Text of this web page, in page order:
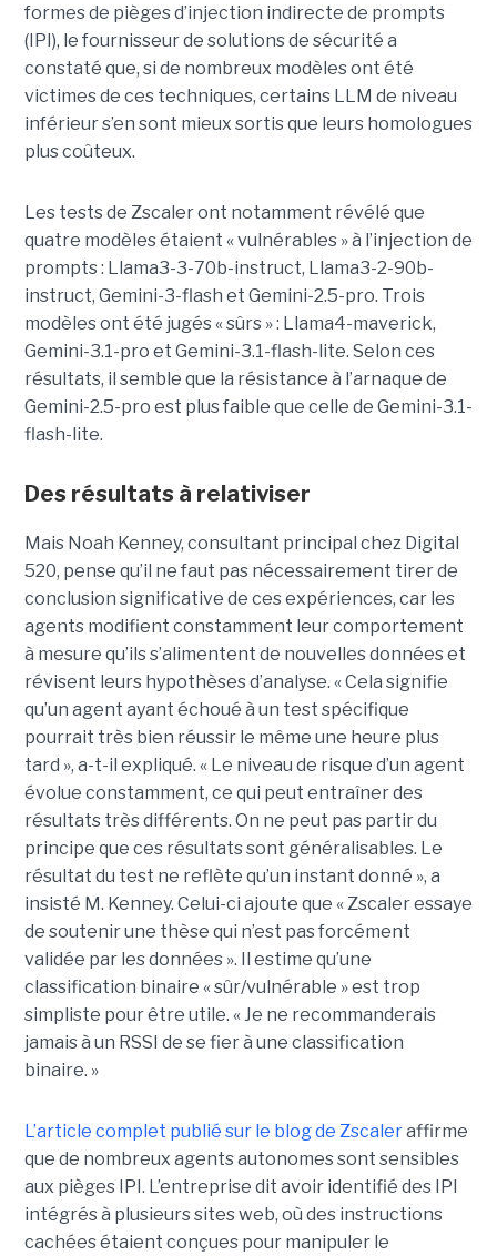
formes de pièges d’injection indirecte de prompts
(IPI), le fournisseur de solutions de sécurité a
constaté que, si de nombreux modèles ont été
victimes de ces techniques, certains LLM de niveau
inférieur s’en sont mieux sortis que leurs homologues
plus coûteux.
Les tests de Zscaler ont notamment révélé que
quatre modèles étaient « vulnérables » à l’injection de
prompts : Llama3-3-70b-instruct, Llama3-2-90b-
instruct, Gemini-3-flash et Gemini-2.5-pro. Trois
modèles ont été jugés « sûrs » : Llama4-maverick,
Gemini-3.1-pro et Gemini-3.1-flash-lite. Selon ces
résultats, il semble que la résistance à l’arnaque de
Gemini-2.5-pro est plus faible que celle de Gemini-3.1-
flash-lite.
Des résultats à relativiser
Mais Noah Kenney, consultant principal chez Digital
520, pense qu’il ne faut pas nécessairement tirer de
conclusion significative de ces expériences, car les
agents modifient constamment leur comportement
à mesure qu’ils s’alimentent de nouvelles données et
révisent leurs hypothèses d’analyse. « Cela signifie
qu’un agent ayant échoué à un test spécifique
pourrait très bien réussir le même une heure plus
tard », a-t-il expliqué. « Le niveau de risque d’un agent
évolue constamment, ce qui peut entraîner des
résultats très différents. On ne peut pas partir du
principe que ces résultats sont généralisables. Le
résultat du test ne reflète qu’un instant donné », a
insisté M. Kenney. Celui-ci ajoute que « Zscaler essaye
de soutenir une thèse qui n’est pas forcément
validée par les données ». Il estime qu’une
classification binaire « sûr/vulnérable » est trop
simpliste pour être utile. « Je ne recommanderais
jamais à un RSSI de se fier à une classification
binaire. »
L’article complet publié sur le blog de Zscaleraffirme
que de nombreux agents autonomes sont sensibles
aux pièges IPI. L’entreprise dit avoir identifié des IPI
intégrés à plusieurs sites web, où des instructions
cachées étaient conçues pour manipuler le